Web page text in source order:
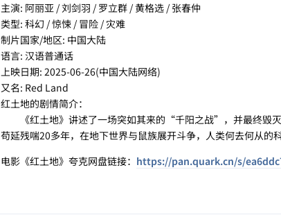
主演: 阿丽亚 / 刘剑羽 / 罗立群 / 黄格选 / 张春仲
类型: 科幻 / 惊悚 / 冒险 / 灾难
制片国家/地区: 中国大陆
语言: 汉语普通话
上映日期: 2025-06-26(中国大陆网络)
又名: Red Land
红土地的剧情简介：
《红土地》讲述了一场突如其来的“千阳之战”，并最终毁灭
苟延残喘20多年，在地下世界与鼠族展开斗争，人类何去何从的科
电影《红土地》夸克网盘链接： https://pan.quark.cn/s/